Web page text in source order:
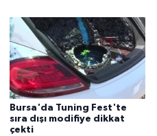
Bursa'da Tuning Fest'te
sıra dışı modifiye dikkat
çekti